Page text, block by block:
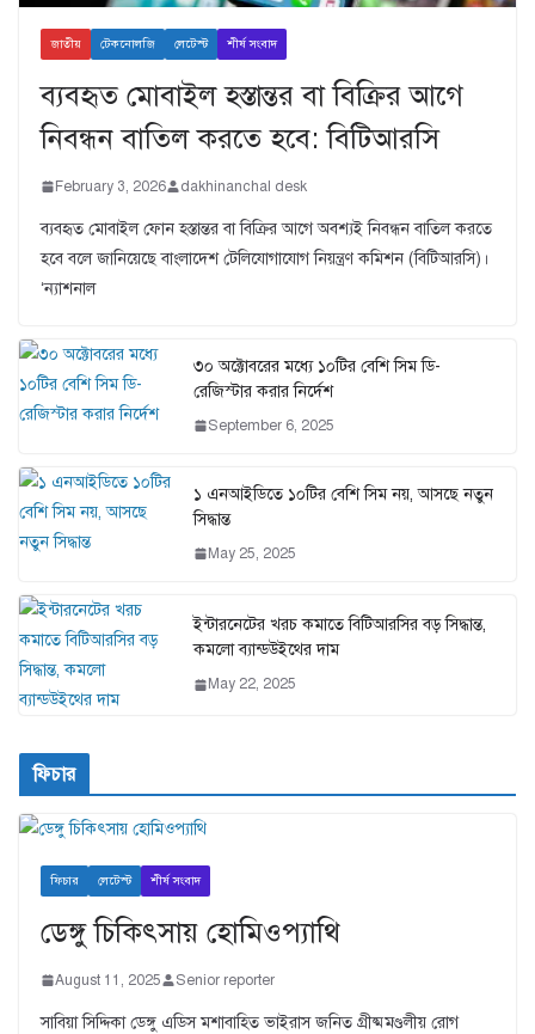
জাতীয় টেকনোলজি লেটেস্ট শীর্ষ সংবাদ
ব্যবহৃত মোবাইল হস্তান্তর বা বিক্রির আগে
নিবন্ধন বাতিল করতে হবে: বিটিআরসি
February 3, 2026 dakhinanchal desk
ব্যবহৃত মোবাইল ফোন হস্তান্তর বা বিক্রির আগে অবশ্যই নিবন্ধন বাতিল করতে
হবে বলে জানিয়েছে বাংলাদেশ টেলিযোগাযোগ নিয়ন্ত্রণ কমিশন (বিটিআরসি)।
‘ন্যাশনাল
৩০ অক্টোবরের মধ্যে ১০টির বেশি সিম ডি-
রেজিস্টার করার নির্দেশ
September 6, 2025
১ এনআইডিতে ১০টির বেশি সিম নয়, আসছে নতুন
সিদ্ধান্ত
May 25, 2025
ইন্টারনেটের খরচ কমাতে বিটিআরসির বড় সিদ্ধান্ত,
কমলো ব্যান্ডউইথের দাম
May 22, 2025
ফিচার
ফিচার লেটেস্ট শীর্ষ সংবাদ
ডেঙ্গু চিকিৎসায় হোমিওপ্যাথি
August 11, 2025 Senior reporter
সাবিয়া সিদ্দিকা ডেঙ্গু এডিস মশাবাহিত ভাইরাস জনিত গ্রীষ্মমণ্ডলীয় রোগ